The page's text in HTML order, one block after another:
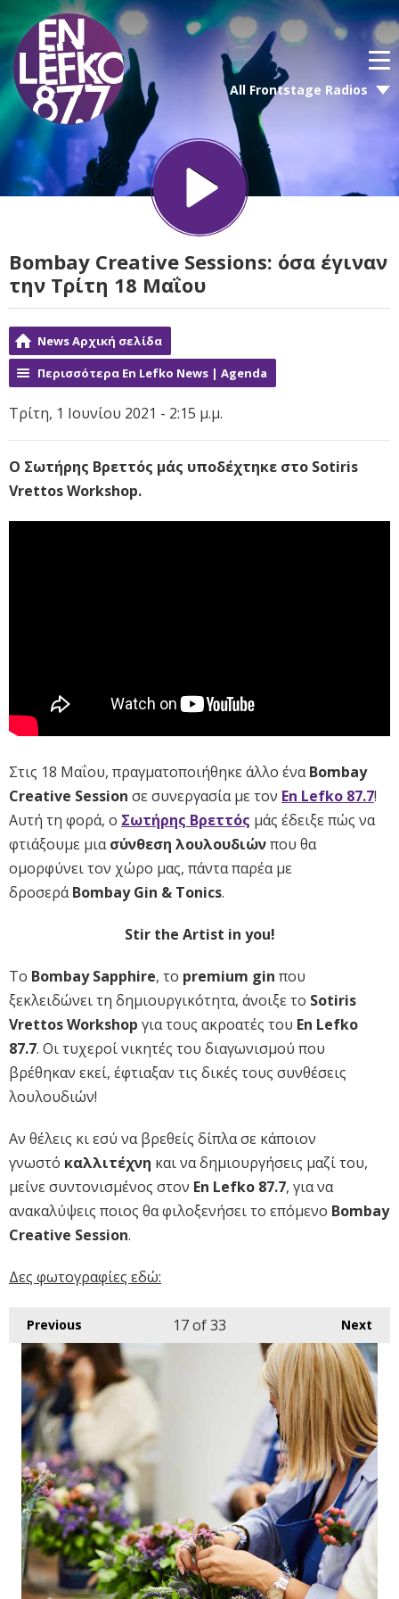
All Frontstage Radios
Bombay Creative Sessions: όσα έγιναν
την Τρίτη 18 Μαΐου
News Αρχική σελίδα
Περισσότερα En Lefko News | Agenda
Τρίτη, 1 Ιουνίου 2021 - 2:15 μ.μ.
Ο Σωτήρης Βρεττός μάς υποδέχτηκε στο Sotiris
Vrettos Workshop.
Στις 18 Μαΐου, πραγματοποιήθηκε άλλο έναBombay
Creative Session σε συνεργασία με τον Εn Lefko 87.7!
Αυτή τη φορά, ο Σωτήρης Βρεττός μάς έδειξε πώς να
φτιάξουμε μιασύνθεση λουλουδιώνπου θα
ομορφύνει τον χώρο μας, πάντα παρέα με
δροσεράBombay Gin & Tonics.
Stir the Artist in you!
Το Bombay Sapphire, το premium gin που
ξεκλειδώνει τη δημιουργικότητα, άνοιξε το Sotiris
Vrettos Workshop για τους ακροατές του En Lefko
87.7. Οι τυχεροί νικητές του διαγωνισμού που
βρέθηκαν εκεί, έφτιαξαν τις δικές τους συνθέσεις
λουλουδιών!
Αν θέλεις κι εσύ να βρεθείς δίπλα σε κάποιον
γνωστό καλλιτέχνη και να δημιουργήσεις μαζί του,
μείνε συντονισμένος στον En Lefko 87.7, για να
ανακαλύψεις ποιος θα φιλοξενήσει το επόμενο Bombay
Creative Session.
Δες φωτογραφίες εδώ:
Previous Next
17of 33